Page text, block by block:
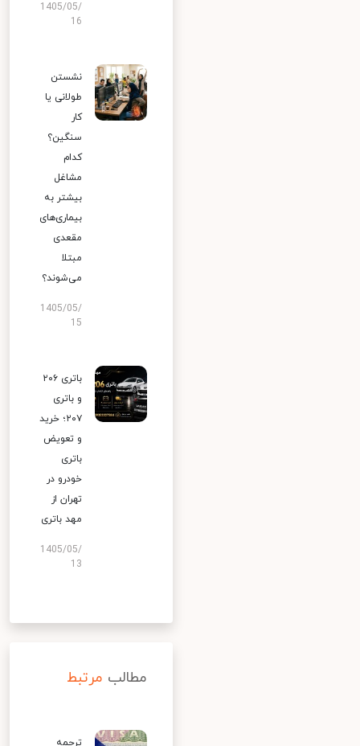
1405/05/
16
نشستن
طولانی یا
کار
سنگین؟
کدام
مشاغل
بیشتر به
بیماری‌های
مقعدی
مبتلا
می‌شوند؟
1405/05/
15
باتری ۲۰۶
و باتری
۲۰۷؛ خرید
و تعویض
باتری
خودرو در
تهران از
مهد باتری
1405/05/
13
مطالب مرتبط
ترجمه